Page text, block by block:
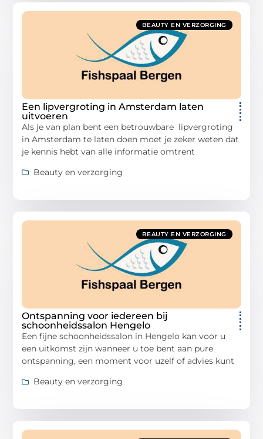
BEAUTY EN VERZORGING
Een lipvergroting in Amsterdam laten
uitvoeren
Als je van plan bent een betrouwbare lipvergroting
in Amsterdam te laten doen moet je zeker weten dat
je kennis hebt van alle informatie omtrent
Beauty en verzorging
BEAUTY EN VERZORGING
Ontspanning voor iedereen bij
schoonheidssalon Hengelo
Een fijne schoonheidssalon in Hengelo kan voor u
een uitkomst zijn wanneer u toe bent aan pure
ontspanning, een moment voor uzelf of advies kunt
Beauty en verzorging